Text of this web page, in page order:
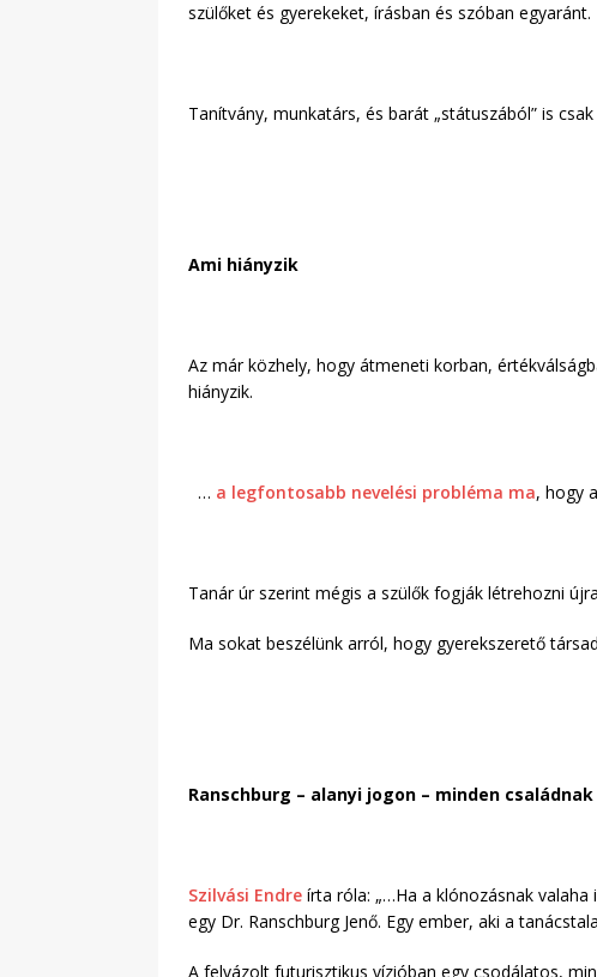
szülőket és gyerekeket, írásban és szóban egyaránt.
Tanítvány, munkatárs, és barát „státuszából” is
Ami hiányzik
Az már közhely, hogy átmeneti korban,
hiányzik.
… a legfontosabb nevelési probléma ma, hogy
Tanár úr szerint mégis a szülők fogják létrehozni
Ma sokat beszélünk arról, hogy gyerekszerető
Ranschburg – alanyi jogon – minden családnak
Szilvási Endre írta róla: „…Ha a klónozásnak
egy Dr. Ranschburg Jenő. Egy ember, aki a
A felvázolt futurisztikus vízióban egy csodálatos,